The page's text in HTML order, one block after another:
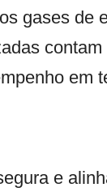
gases de
em
e